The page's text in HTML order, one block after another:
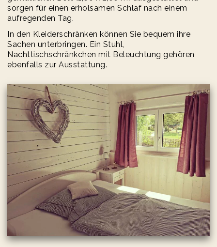
sorgen für einen erholsamen Schlaf nach einem
aufregenden Tag.
In den Kleiderschränken können Sie bequem ihre
Sachen unterbringen. Ein Stuhl,
Nachttischschränkchen mit Beleuchtung gehören
ebenfalls zur Ausstattung.